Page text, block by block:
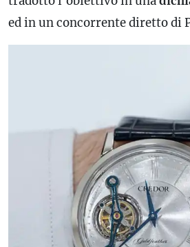
ed in un concorrente diretto di